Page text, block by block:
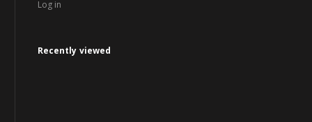
Log in
Recently viewed